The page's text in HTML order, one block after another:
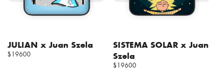
JULIAN x Juan Szela
$19600
SISTEMA SOLAR x Juan
Szela
$19600